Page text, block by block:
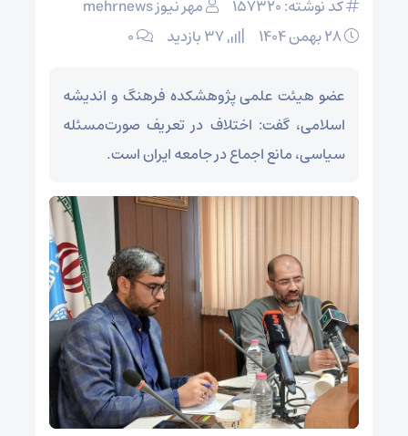
کد نوشته: 157320
مهر نیوز mehrnews
۰
عضو هیئت علمی پژوهشکده فرهنگ و اندیشه
اسلامی، گفت: اختلاف در تعریف صورت‌مسئله
سیاسی، مانع اجماع در جامعه ایران است.